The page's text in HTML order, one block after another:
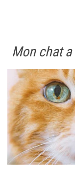
Mon chat a